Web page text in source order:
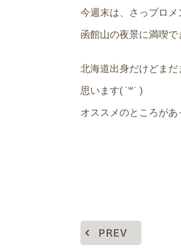
今週末は、さっプロ
函館山の夜景に満喫で
北海道出身だけどま
思います( ˙꒳​˙ )
オススメのところがあ
PREV